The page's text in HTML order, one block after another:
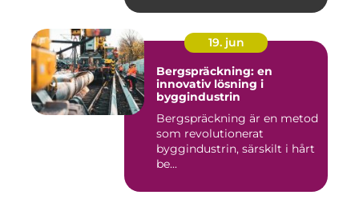
19. jun
Bergspräckning: en
innovativ lösning i
byggindustrin
Bergspräckning är en metod
som revolutionerat
byggindustrin, särskilt i hårt
be...